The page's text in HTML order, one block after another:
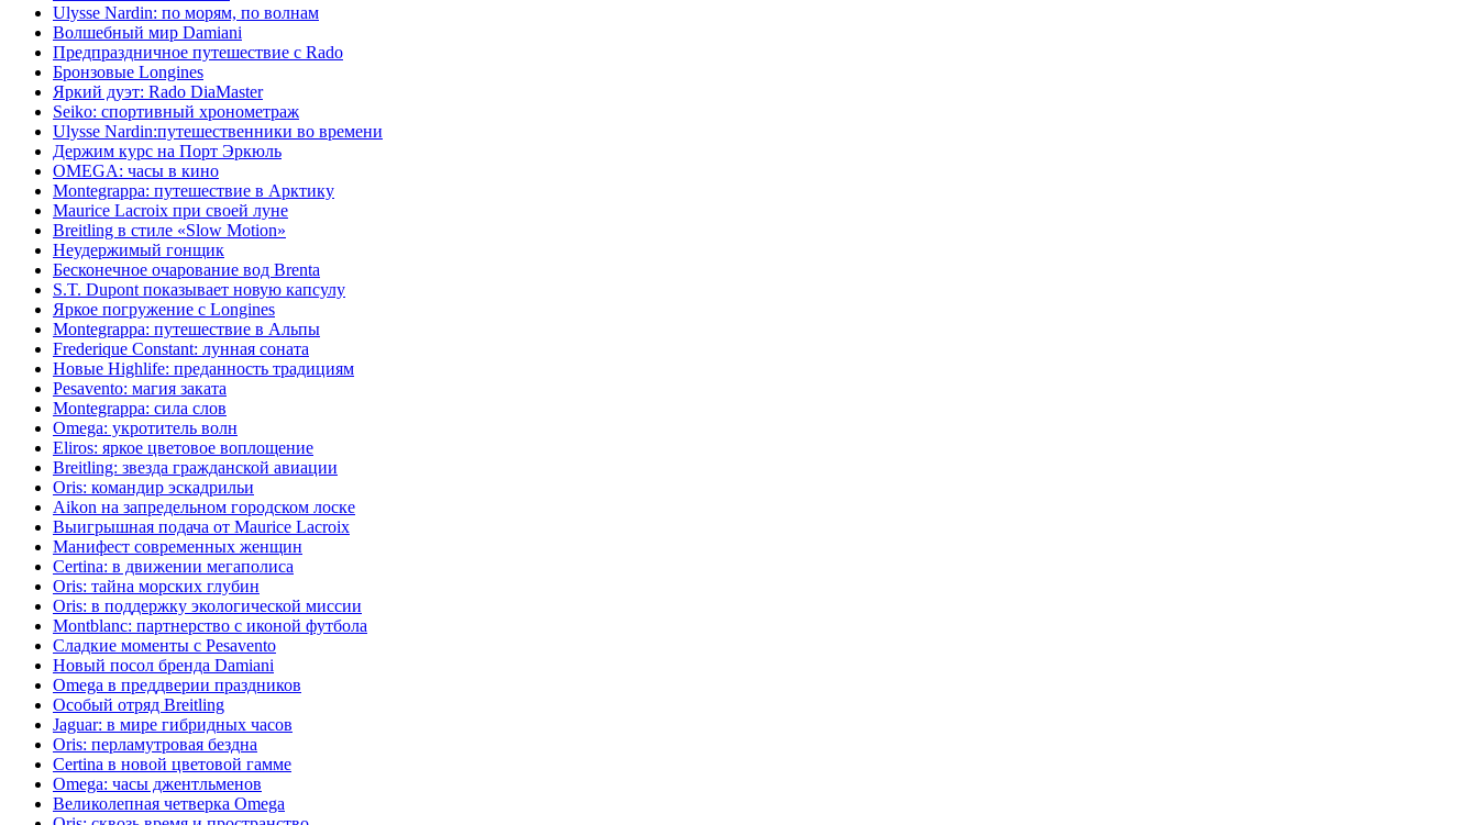
Ulysse Nardin: по морям, по волнам
Волшебный мир Damiani
Предпраздничное путешествие с Rado
Бронзовые Longines
Яркий дуэт: Rado DiaMaster
Seiko: спортивный хронометраж
Ulysse Nardin:путешественники во времени
Держим курс на Порт Эркюль
OMEGA: часы в кино
Montegrappa: путешествие в Арктику
Maurice Lacroix при своей луне
Breitling в стиле «Slow Motion»
Неудержимый гонщик
Бесконечное очарование вод Brenta
S.T. Dupont показывает новую капсулу
Яркое погружение с Longines
Montegrappa: путешествие в Альпы
Frederique Constant: лунная соната
Новые Highlife: преданность традициям
Pesavento: магия заката
Montegrappa: сила слов
Omega: укротитель волн
Eliros: яркое цветовое воплощение
Breitling: звезда гражданской авиации
Oris: командир эскадрильи
Aikon на запредельном городском лоске
Выигрышная подача от Maurice Lacroix
Манифест современных женщин
Certina: в движении мегаполиса
Oris: тайна морских глубин
Oris: в поддержку экологической миссии
Montblanc: партнерство с иконой футбола
Сладкие моменты с Pesavento
Новый посол бренда Damiani
Omega в преддверии праздников
Особый отряд Breitling
Jaguar: в мире гибридных часов
Oris: перламутровая бездна
Certina в новой цветовой гамме
Omega: часы джентльменов
Великолепная четверка Omega